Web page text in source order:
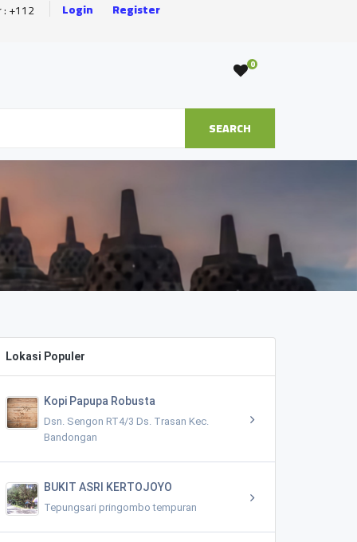
: +112 Login Register
0
SEARCH
Lokasi Populer
Kopi Papupa Robusta
Dsn. Sengon RT4/3 Ds. Trasan Kec.
Bandongan
BUKIT ASRI KERTOJOYO
Tepungsari pringombo tempuran